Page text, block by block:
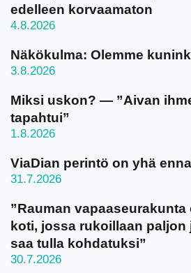
edelleen korvaamaton
4.8.2026
Näkökulma: Olemme
3.8.2026
Miksi uskon? — ”Aivan
tapahtui”
1.8.2026
ViaDian perintö on yhä
31.7.2026
”Rauman
koti, jossa rukoillaan
saa tulla kohdatuksi”
30.7.2026